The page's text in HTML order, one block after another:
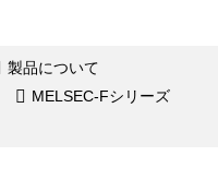
製品について
MELSEC-Fシリーズ